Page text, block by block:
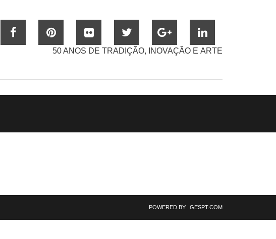
50 ANOS DE TRADIÇÃO, INOVAÇÃO E ARTE
POWERED BY: GESPT.COM